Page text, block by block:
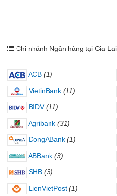
Chi nhánh Ngân hàng tại Gia Lai
ACB (1)
VietinBank (11)
BIDV (11)
Agribank (31)
DongABank (1)
ABBank (3)
SHB (3)
LienVietPost (1)